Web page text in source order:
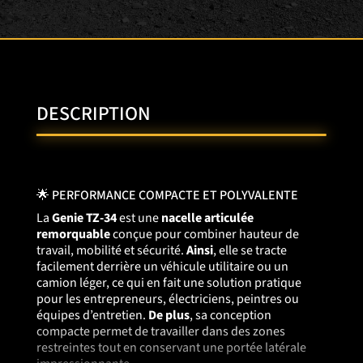
DESCRIPTION
🌟 PERFORMANCE COMPACTE ET POLYVALENTE
LaGenie TZ-34est unenacelle articulée
remorquableconçue pour combiner hauteur de
travail, mobilité et sécurité.Ainsi, elle se tracte
facilement derrière un véhicule utilitaire ou un
camion léger, ce qui en fait une solution pratique
pour les entrepreneurs, électriciens, peintres ou
équipes d’entretien. De plus, sa conception
compacte permet de travailler dans des zones
restreintes tout en conservant une portée latérale